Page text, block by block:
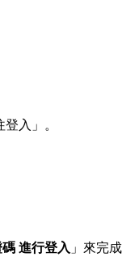
入」。
進行登入 」來完